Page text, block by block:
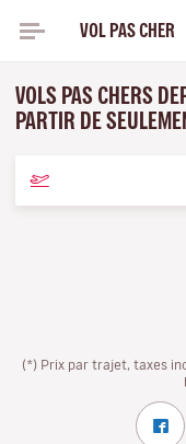
VOL PAS CHER
VOLS PAS CHERS
PARTIR DE
(*) Prix par trajet, taxes